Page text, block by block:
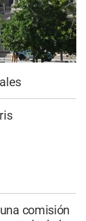
comisión